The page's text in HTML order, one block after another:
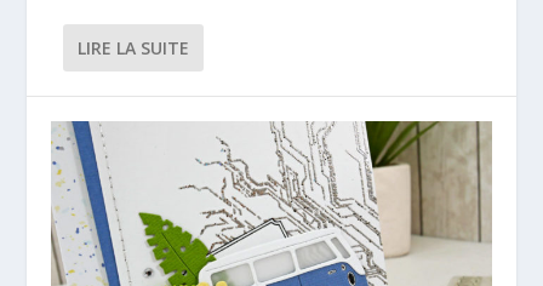
LIRE LA SUITE